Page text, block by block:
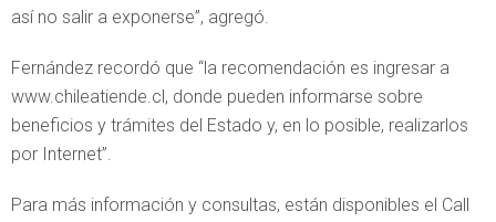
así no salir a exponerse”, agregó.
Fernández recordó que “la recomendación es ingresar a
www.chileatiende.cl, donde pueden informarse sobre
beneficios y trámites del Estado y, en lo posible, realizarlos
por Internet”.
Para más información y consultas, están disponibles el Call